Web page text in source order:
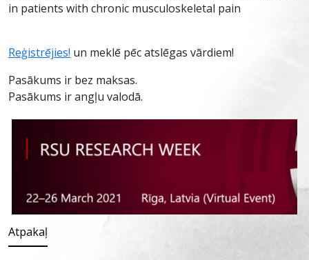
in patients with chronic musculoskeletal pain
Reģistrējies! un meklē pēc atslēgas vārdiem!
Pasākums ir bez maksas.
Pasākums ir angļu valodā.
Atpakaļ